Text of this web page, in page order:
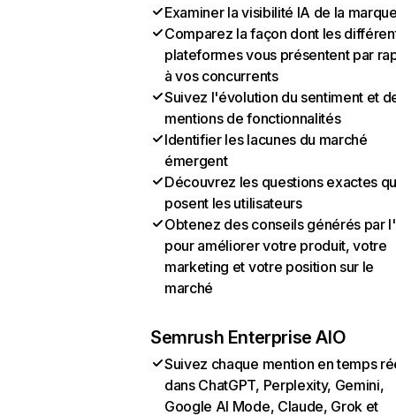
Examiner la visibilité IA de la
Comparez la façon dont les
plateformes vous présentent par
à vos concurrents
Suivez l'évolution du sentiment et
mentions de fonctionnalités
Identifier les lacunes du marché
émergent
Découvrez les questions exactes
posent les utilisateurs
Obtenez des conseils générés par
pour améliorer votre produit, votre
marketing et votre position sur le
marché
Semrush Enterprise AIO
Suivez chaque mention en temps
dans ChatGPT, Perplexity, Gemini,
Google AI Mode, Claude, Grok et